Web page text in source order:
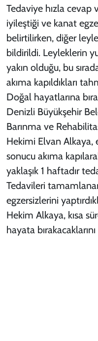
Tedaviye hızla cevap
iyileştiği ve kanat
belirtilirken, diğer
bildirildi. Leyleklerin
yakın olduğu, bu
akıma kapıldıkları
Doğal hayatlarına
Denizli Büyükşehir
Barınma ve
Hekimi Elvan Alkaya,
sonucu akıma
yaklaşık 1 haftadır
Tedavileri
egzersizlerini
Hekim Alkaya, kısa
hayata